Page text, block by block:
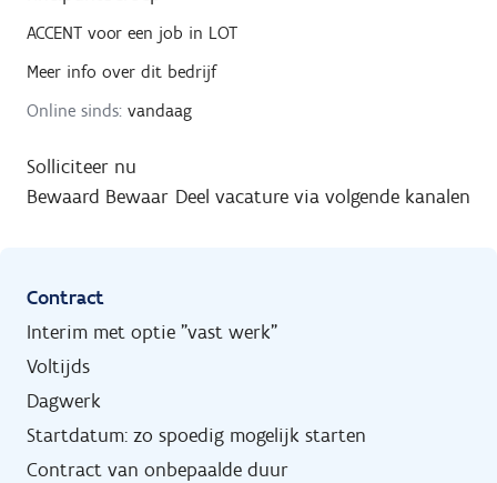
ACCENT voor een job in LOT
Meer info over dit bedrijf
Online sinds: vandaag
Solliciteer nu
Bewaard Bewaar Deel vacature via volgende kanalen
Contract
Interim met optie "vast werk"
Voltijds
Dagwerk
Startdatum: zo spoedig mogelijk starten
Contract van onbepaalde duur